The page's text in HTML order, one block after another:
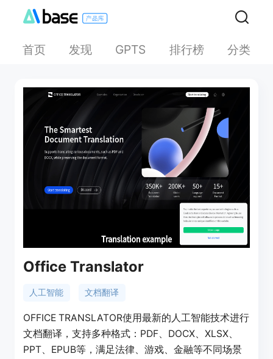
首页 发现 GPTS 排行榜 分类
Office Translator
人工智能 文档翻译
OFFICE TRANSLATOR使用最新的人工智能技术进行
文档翻译，支持多种格式：PDF、DOCX、XLSX、
PPT、EPUB等，满足法律、游戏、金融等不同场景